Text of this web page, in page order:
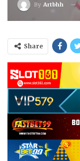
By Artbhh
Share